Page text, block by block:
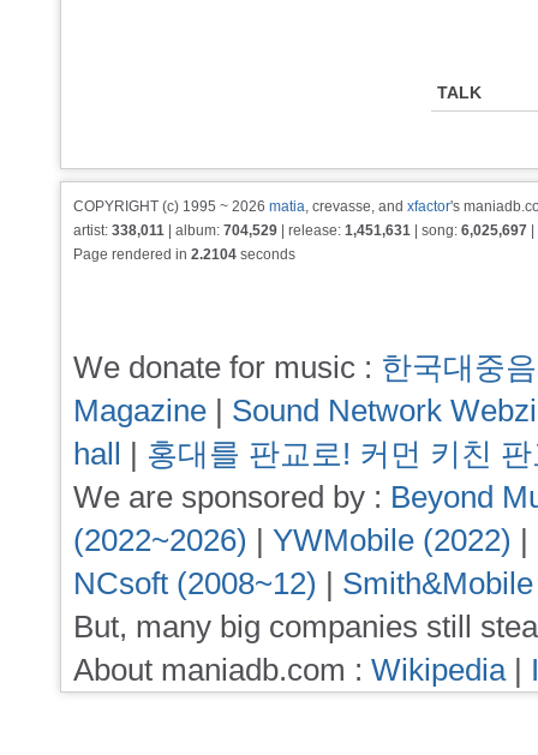
TALK
COPYRIGHT (c) 1995 ~ 2026 matia, crevasse, and xfactor's
artist: 338,011 | album: 704,529 | release: 1,451,631 | song: 6,025,697
Page rendered in 2.2104 seconds
We donate for music : 한국대중
Magazine | Sound Network
hall | 홍대를 판교로! 커먼 키친
We are sponsored by : Beyond
(2022~2026) | YWMobile (2022) |
NCsoft (2008~12) |
But, many big companies still
About maniadb.com : Wikipedia|